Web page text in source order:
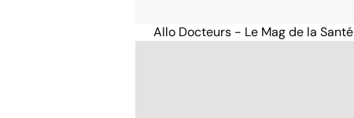
Allo Docteurs - Le Mag de la Santé